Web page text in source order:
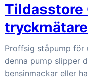
Tildasstore
tryckmätare
Proffsig ståpump för
denna pump slipper
bensinmackar eller